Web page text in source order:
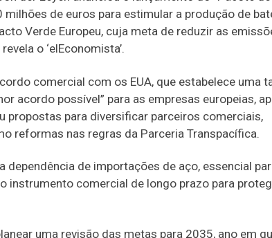
de euros para estimular a produção de
Verde Europeu, cuja meta de reduzir as
o ‘elEconomista’.
comercial com os EUA, que estabelece uma
acordo possível” para as empresas europeias,
propostas para diversificar parceiros comerciais,
reformas nas regras da Parceria Transpacífica.
de importações de aço, essencial
instrumento comercial de longo prazo para
uma revisão das metas para 2035, ano em